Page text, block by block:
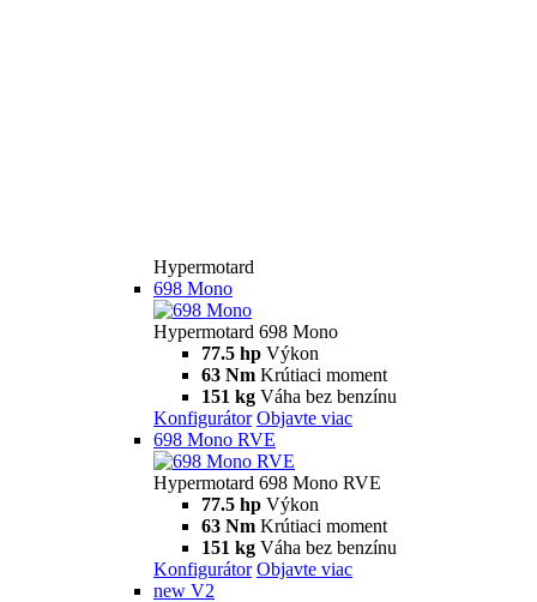
Hypermotard
698 Mono
Hypermotard 698 Mono
77.5 hp Výkon
63 Nm Krútiaci moment
151 kg Váha bez benzínu
Konfigurátor Objavte viac
698 Mono RVE
Hypermotard 698 Mono RVE
77.5 hp Výkon
63 Nm Krútiaci moment
151 kg Váha bez benzínu
Konfigurátor Objavte viac
new V2